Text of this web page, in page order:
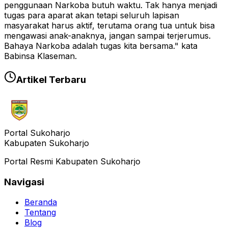
penggunaan Narkoba butuh waktu. Tak hanya menjadi
tugas para aparat akan tetapi seluruh lapisan
masyarakat harus aktif, terutama orang tua untuk bisa
mengawasi anak-anaknya, jangan sampai terjerumus.
Bahaya Narkoba adalah tugas kita bersama." kata
Babinsa Klaseman.
Artikel Terbaru
Portal Sukoharjo
Kabupaten Sukoharjo
Portal Resmi Kabupaten Sukoharjo
Navigasi
Beranda
Tentang
Blog